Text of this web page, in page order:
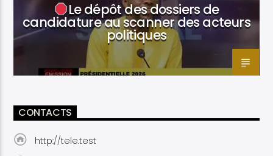
Le dépôt des dossiers de
candidature au scanner des acteurs
politiques
CONTACTS
http://tele.test